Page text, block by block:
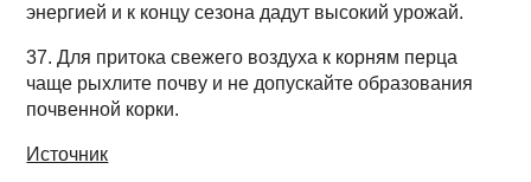
энергией и к концу сезона дадут высокий урожай.
37. Для притока свежего воздуха к корням перца
чаще рыхлите почву и не допускайте образования
почвенной корки.
Источник